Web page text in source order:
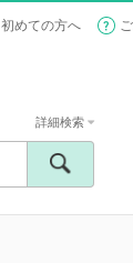
初めての方へ
詳細検索